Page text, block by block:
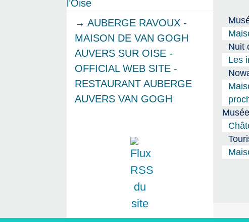
Nuit
Les
→ AUBERGE RAVOUX -
MAISON DE VAN GOGH
AUVERS SUR OISE -
OFFICIAL WEB SITE -
RESTAURANT AUBERGE
AUVERS VAN GOGH